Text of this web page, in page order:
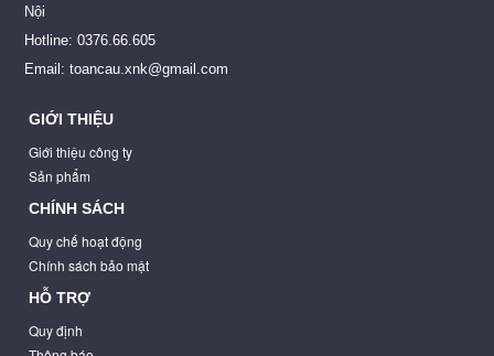
Nội
Hotline: 0376.66.605
Email: toancau.xnk@gmail.com
GIỚI THIỆU
Giới thiệu công ty
Sản phẩm
CHÍNH SÁCH
Quy chế hoạt động
Chính sách bảo mật
HỖ TRỢ
Quy định